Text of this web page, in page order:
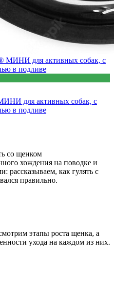
для активных собак, с
в подливе
со щенком
хождения на поводке и
рассказываем, как гулять с
правильно.
этапы роста щенка, а
ухода на каждом из них.